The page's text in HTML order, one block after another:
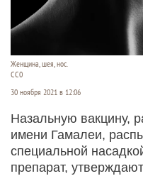
Женщина, шея, нос.
СС0
30 ноября 2021 в 12:06
Назальную вакцину,
имени Гамалеи,
специальной
препарат,